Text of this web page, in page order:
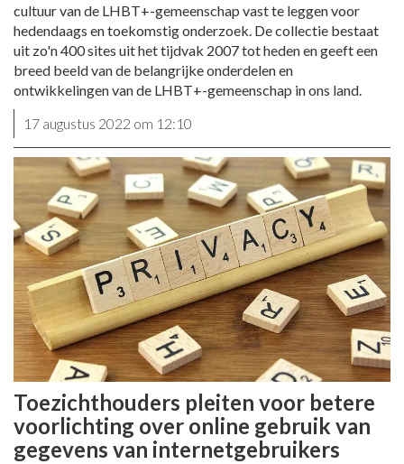
cultuur van de LHBT+-gemeenschap vast te leggen voor
hedendaags en toekomstig onderzoek. De collectie bestaat
uit zo'n 400 sites uit het tijdvak 2007 tot heden en geeft een
breed beeld van de belangrijke onderdelen en
ontwikkelingen van de LHBT+-gemeenschap in ons land.
17 augustus 2022 om 12:10
Toezichthouders pleiten voor betere
voorlichting over online gebruik van
gegevens van internetgebruikers